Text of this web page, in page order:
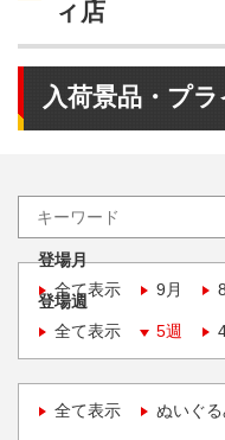
ィ店
入荷景品・プ
登場月
全て表示
9月
登場週
全て表示
5週
全て表示 ぬいぐ